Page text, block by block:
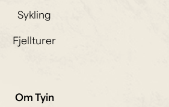
Sykling
Fjellturer
Om Tyin